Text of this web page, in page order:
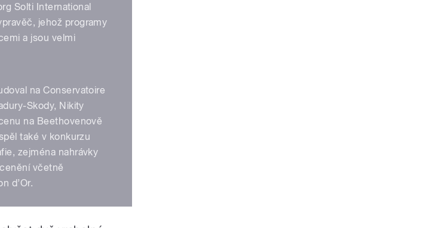
Solti International
jehož programy
a jsou velmi
na Conservatoire
Skody, Nikity
na Beethovenově
také v konkurzu
zejména nahrávky
včetně
d’Or.